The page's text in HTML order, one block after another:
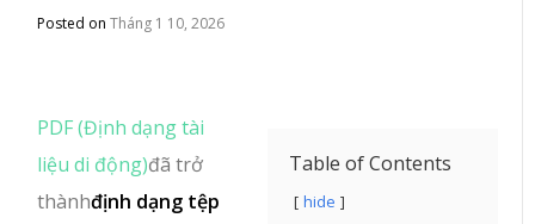
Posted onTháng 1 10, 2026
Table of Contents
hide
PDF (Định dạng tài
liệu di động)đã trở
thànhđịnh dạng tệp